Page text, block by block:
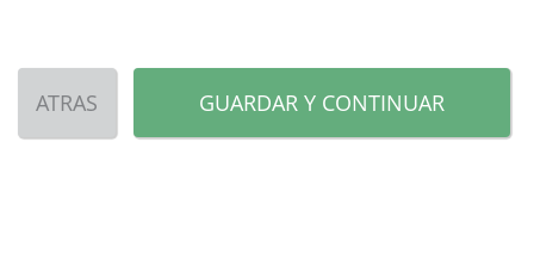
ATRAS GUARDAR Y CONTINUAR